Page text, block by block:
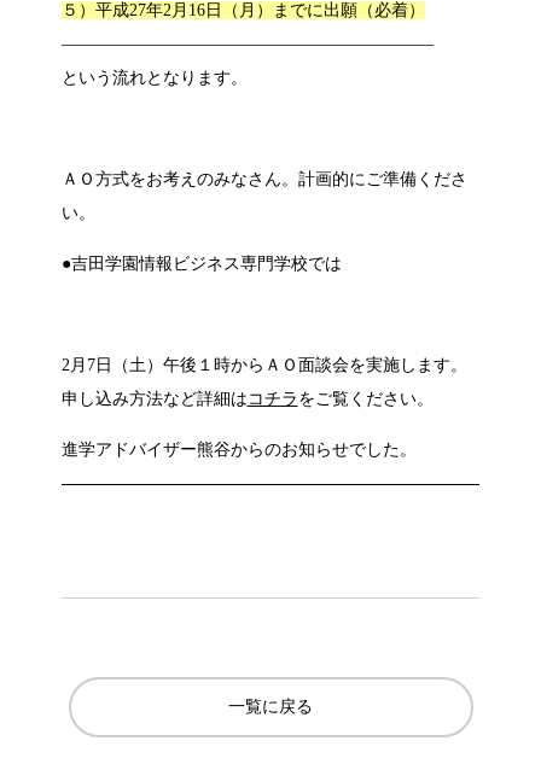
５）平成27年2月16日（月）までに出願（必着）
——————————————————————
という流れとなります。
ＡＯ方式をお考えのみなさん。計画的にご準備くださ
い。
●吉田学園情報ビジネス専門学校では
2月7日（土）午後１時からＡＯ面談会を実施します。
申し込み方法など詳細は コチラ をご覧ください。
進学アドバイザー熊谷からのお知らせでした。
一覧に戻る